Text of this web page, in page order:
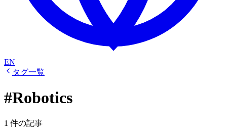
EN
タグ一覧
#Robotics
1 件の記事